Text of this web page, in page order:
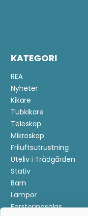
KATEGORI
REA
Nyheter
Kikare
Tubkikare
Teleskop
Mikroskop
Friluftsutrustning
Uteliv i Trädgården
Stativ
Barn
Lampor
Förstoringsglas